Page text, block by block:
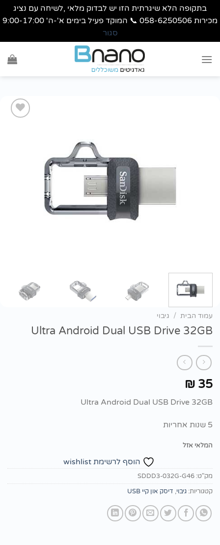
בתקופה הלא שיגרתית הזו יש לבדוק מלאי ,לשיחה עם נציג
מכירות 058-6250506 📞 המוקד פעיל בימים א'-ה' 9:00-17:00
סגור
עמוד הבית / גיבוי
Ultra Android Dual USB Drive 32GB
₪ 35
Ultra Android Dual USB Drive 32GB
5 שנות אחריות
המלאי אזל
הוסף לרשימת wishlist
מק"ט: SDDD3-032G-G46
קטגוריות: גיבוי, דיסק און קיי USB